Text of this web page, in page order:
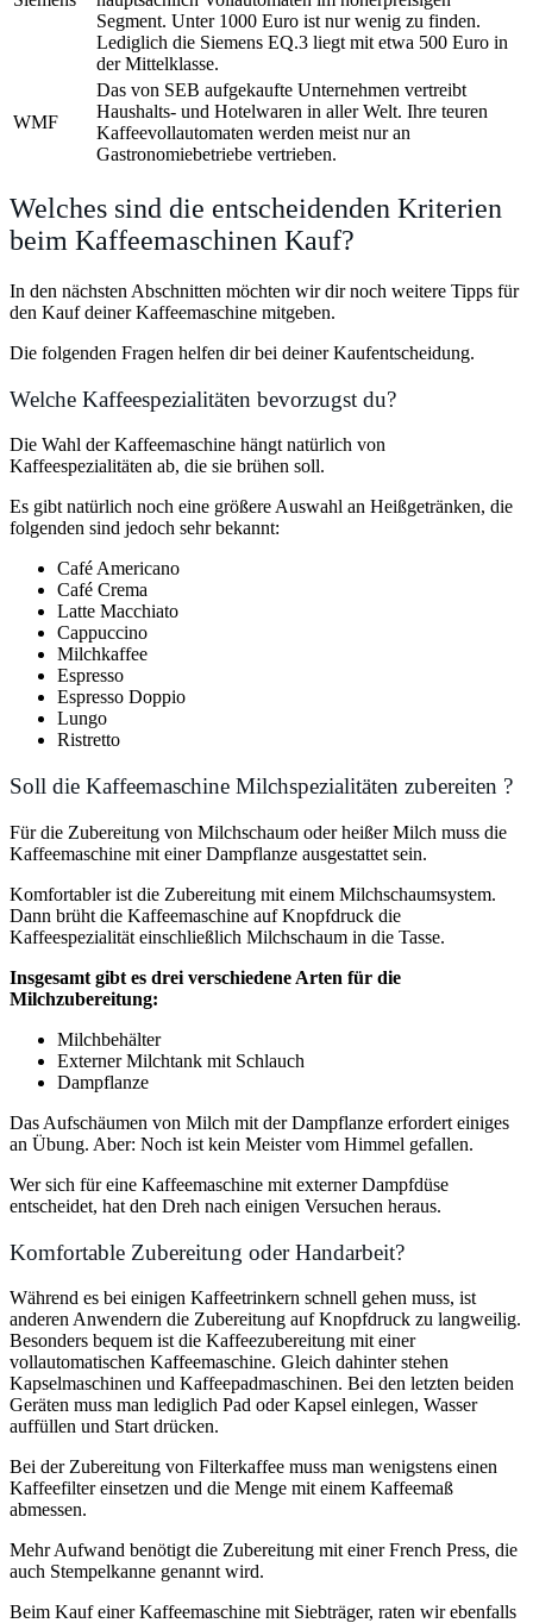
Segment. Unter 1000 Euro ist nur wenig zu finden.
Lediglich die Siemens EQ.3 liegt mit etwa 500 Euro in
der Mittelklasse.
WMF
Das von SEB aufgekaufte Unternehmen vertreibt
Haushalts- und Hotelwaren in aller Welt. Ihre teuren
Kaffeevollautomaten werden meist nur an
Gastronomiebetriebe vertrieben.
Welches sind die entscheidenden Kriterien
beim Kaffeemaschinen Kauf?
In den nächsten Abschnitten möchten wir dir noch weitere Tipps für
den Kauf deiner Kaffeemaschine mitgeben.
Die folgenden Fragen helfen dir bei deiner Kaufentscheidung.
Welche Kaffeespezialitäten bevorzugst du?
Die Wahl der Kaffeemaschine hängt natürlich von
Kaffeespezialitäten ab, die sie brühen soll.
Es gibt natürlich noch eine größere Auswahl an Heißgetränken, die
folgenden sind jedoch sehr bekannt:
Café Americano
Café Crema
Latte Macchiato
Cappuccino
Milchkaffee
Espresso
Espresso Doppio
Lungo
Ristretto
Soll die Kaffeemaschine Milchspezialitäten zubereiten ?
Für die Zubereitung von Milchschaum oder heißer Milch muss die
Kaffeemaschine mit einer Dampflanze ausgestattet sein.
Komfortabler ist die Zubereitung mit einem Milchschaumsystem.
Dann brüht die Kaffeemaschine auf Knopfdruck die
Kaffeespezialität einschließlich Milchschaum in die Tasse.
Insgesamt gibt es drei verschiedene Arten für die
Milchzubereitung:
Milchbehälter
Externer Milchtank mit Schlauch
Dampflanze
Das Aufschäumen von Milch mit der Dampflanze erfordert einiges
an Übung. Aber: Noch ist kein Meister vom Himmel gefallen.
Wer sich für eine Kaffeemaschine mit externer Dampfdüse
entscheidet, hat den Dreh nach einigen Versuchen heraus.
Komfortable Zubereitung oder Handarbeit?
Während es bei einigen Kaffeetrinkern schnell gehen muss, ist
anderen Anwendern die Zubereitung auf Knopfdruck zu langweilig.
Besonders bequem ist die Kaffeezubereitung mit einer
vollautomatischen Kaffeemaschine. Gleich dahinter stehen
Kapselmaschinen und Kaffeepadmaschinen. Bei den letzten beiden
Geräten muss man lediglich Pad oder Kapsel einlegen, Wasser
auffüllen und Start drücken.
Bei der Zubereitung von Filterkaffee muss man wenigstens einen
Kaffeefilter einsetzen und die Menge mit einem Kaffeemaß
abmessen.
Mehr Aufwand benötigt die Zubereitung mit einer French Press, die
auch Stempelkanne genannt wird.
Beim Kauf einer Kaffeemaschine mit Siebträger, raten wir ebenfalls